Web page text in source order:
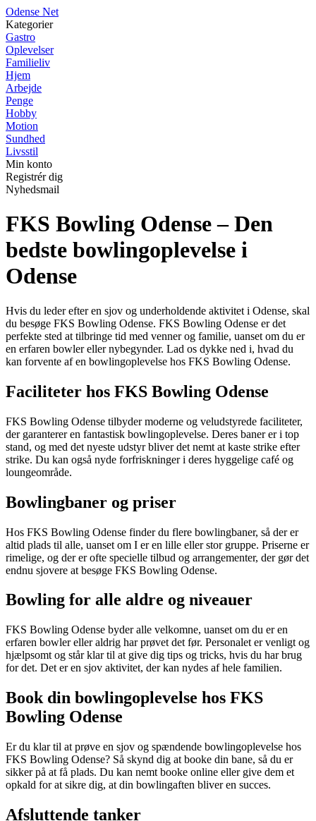
Odense Net
Kategorier
Gastro
Oplevelser
Familieliv
Hjem
Arbejde
Penge
Hobby
Motion
Sundhed
Livsstil
Min konto
Registrér dig
Nyhedsmail
FKS Bowling Odense – Den
bedste bowlingoplevelse i
Odense
Hvis du leder efter en sjov og underholdende aktivitet i Odense, skal
du besøge FKS Bowling Odense. FKS Bowling Odense er det
perfekte sted at tilbringe tid med venner og familie, uanset om du er
en erfaren bowler eller nybegynder. Lad os dykke ned i, hvad du
kan forvente af en bowlingoplevelse hos FKS Bowling Odense.
Faciliteter hos FKS Bowling Odense
FKS Bowling Odense tilbyder moderne og veludstyrede faciliteter,
der garanterer en fantastisk bowlingoplevelse. Deres baner er i top
stand, og med det nyeste udstyr bliver det nemt at kaste strike efter
strike. Du kan også nyde forfriskninger i deres hyggelige café og
loungeområde.
Bowlingbaner og priser
Hos FKS Bowling Odense finder du flere bowlingbaner, så der er
altid plads til alle, uanset om I er en lille eller stor gruppe. Priserne er
rimelige, og der er ofte specielle tilbud og arrangementer, der gør det
endnu sjovere at besøge FKS Bowling Odense.
Bowling for alle aldre og niveauer
FKS Bowling Odense byder alle velkomne, uanset om du er en
erfaren bowler eller aldrig har prøvet det før. Personalet er venligt og
hjælpsomt og står klar til at give dig tips og tricks, hvis du har brug
for det. Det er en sjov aktivitet, der kan nydes af hele familien.
Book din bowlingoplevelse hos FKS
Bowling Odense
Er du klar til at prøve en sjov og spændende bowlingoplevelse hos
FKS Bowling Odense? Så skynd dig at booke din bane, så du er
sikker på at få plads. Du kan nemt booke online eller give dem et
opkald for at sikre dig, at din bowlingaften bliver en succes.
Afsluttende tanker